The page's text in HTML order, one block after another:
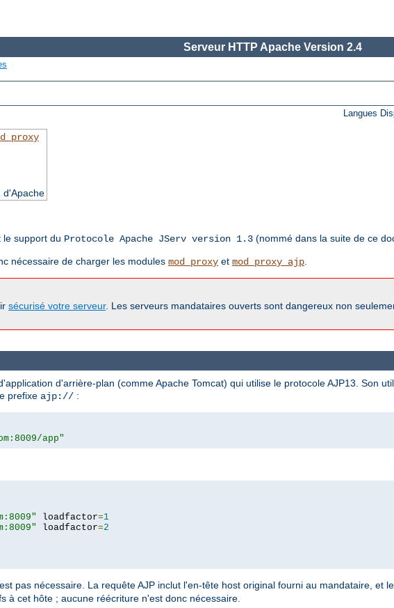
Serveur HTTP Apache Version 2.4
Langues
d'Apache
le support du Protocole Apache JServ version 1.3 (nommé dans la suite de ce
nécessaire de charger les modules mod_proxy et mod_proxy_ajp.
sécurisé votre serveur. Les serveurs mandataires ouverts sont dangereux non
d'arrière-plan (comme Apache Tomcat) qui utilise le protocole AJP13. Son
prefixe ajp:// :
app"
loadfactor=1
loadfactor=2
pas nécessaire. La requête AJP inclut l'en-tête host original fourni au mandataire, et
à cet hôte ; aucune réécriture n'est donc nécessaire.